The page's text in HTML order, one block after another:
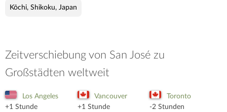
Kōchi, Shikoku, Japan
Zeitverschiebung von San José zu
Großstädten weltweit
Los Angeles
+1 Stunde
Vancouver
+1 Stunde
Toronto
-2 Stunden